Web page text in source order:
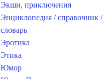
Экшн, приключения
Энциклопедия / справочник /
словарь
Эротика
Этика
Юмор